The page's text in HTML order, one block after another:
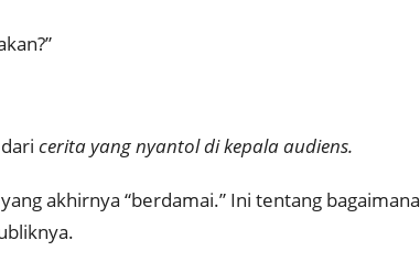
cerita yang nyantol di kepala audiens.
akhirnya “berdamai.” Ini tentang bagaimana